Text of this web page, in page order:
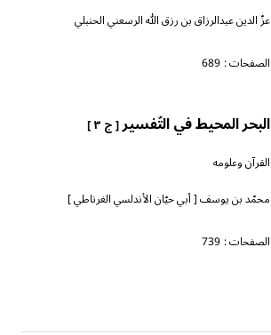
عزّ الدين عبدالرزاق بن رزق الله الرسعني الحنبلي
الصفحات : 689
البحر المحيط في التّفسير[ ج ٣ ]
القرآن وعلومه
محمّد بن يوسف [ أبي حيّان الأندلسي الغرناطي ]
الصفحات : 739